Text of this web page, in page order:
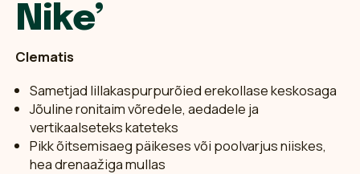
Nike’
Clematis
Sametjad lillakaspurpurõied erekollase keskosaga
Jõuline ronitaim võredele, aedadele ja
vertikaalseteks kateteks
Pikk õitsemisaeg päikeses või poolvarjus niiskes,
hea drenaažiga mullas